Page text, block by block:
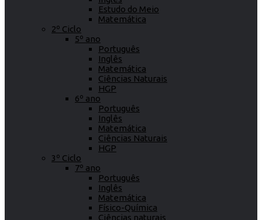
Estudo do Meio
Matemática
2º Ciclo
5º ano
Português
Inglês
Matemática
Ciências Naturais
HGP
6º ano
Português
Inglês
Matemática
Ciências Naturais
HGP
3º Ciclo
7º ano
Português
Inglês
Matemática
Físico-Química
Ciências naturais